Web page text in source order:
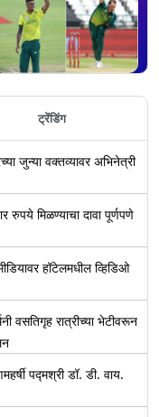
ट्रेंडिंग
वक्तव्यावर अभिनेत्री
रुपये मिळण्याचा दावा पूर्णपणे
हॉटेलमधील व्हिडिओ
वसतिगृह रात्रीच्या भेटीवरून
पद्मश्री डॉ. डी. वाय.